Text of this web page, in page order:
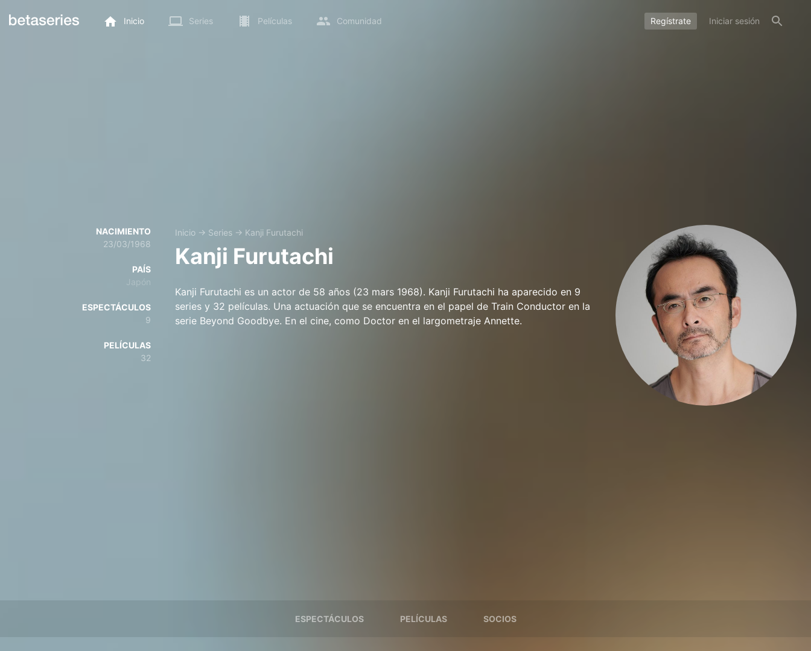
Inicio Series Películas Comunidad Regístrate Iniciar sesión
NACIMIENTO
23/03/1968
PAÍS
Japón
ESPECTÁCULOS
9
PELÍCULAS
32
Inicio → Series → Kanji Furutachi
Kanji Furutachi
Kanji Furutachi es un actor de 58 años (23 mars 1968). Kanji Furutachi ha aparecido en 9
series y 32 películas. Una actuación que se encuentra en el papel de Train Conductor en la
serie Beyond Goodbye. En el cine, como Doctor en el largometraje Annette.
ESPECTÁCULOS PELÍCULAS SOCIOS